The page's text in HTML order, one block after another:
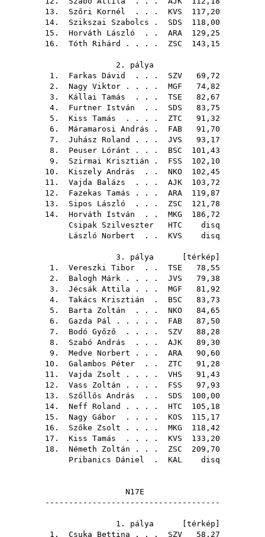
13. Szőri Kornél . . . KVS 117,20
14. Szikszai Szabolcs . SDS 118,00
15. Horváth László . . ARA 129,25
16. Tóth Rihárd . . . . ZSC 143,15
2. pálya
1. Farkas Dávid . . . SZV 69,72
2. Nagy Viktor . . . . MGF 74,82
3. Kállai Tamás . . . TSE 82,67
4. Furtner István . . SDS 83,75
5. Kiss Tamás . . . . ZTC 91,32
6. Máramarosi András . FAB 91,70
7. Juhász Roland . . . JVS 93,17
8. Peuser Lóránt . . . BSC 101,43
9. Szirmai Krisztián . FSS 102,10
10. Kiszely András . . NKO 102,45
11. Vajda Balázs . . . AJK 103,72
12. Fazekas Tamás . . . ARA 119,87
13. Sipos László . . . ZSC 121,78
14. Horváth István . . MKG 186,72
Csipak Szilveszter
HTC disq
László Norbert . . KVS disq
3. pálya [ térkép
1. Vereszki Tibor . . TSE 78,55
2. Balogh Márk . . . . JVS 79,38
3. Jécsák Attila . . . MGF 81,92
4. Takács Krisztián . BSC 83,73
5. Barta Zoltán . . . NKO 84,65
6. Gazda Pál . . . . . FAB 87,50
7. Bodó Győző . . . . SZV 88,28
8. Szabó András . . . AJK 89,30
9. Medve Norbert . . . ARA 90,60
10. Galambos Péter . . ZTC 91,28
11. Vajda Zsolt . . . . VHS 91,43
12. Vass Zoltán . . . . FSS 97,93
13. Szőllős András . . SDS 100,00
14. Neff Roland . . . . HTC 105,18
15. Nagy Gábor . . . . KOS 115,17
16. Szőke Zsolt . . . . MKG 118,42
17. Kiss Tamás . . . . KVS 133,20
18. Németh Zoltán . . . ZSC 209,70
Pribanics Dániel . KAL disq
N17E
-------------------------------------
1. pálya [ térkép
1. Csuka Bettina . . . SZV 58,27